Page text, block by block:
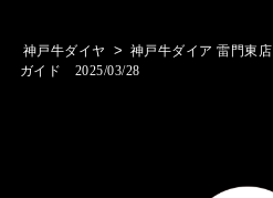
神戸牛ダイヤ > 神戸牛ダイア 雷門東店
ガイド 2025/03/28